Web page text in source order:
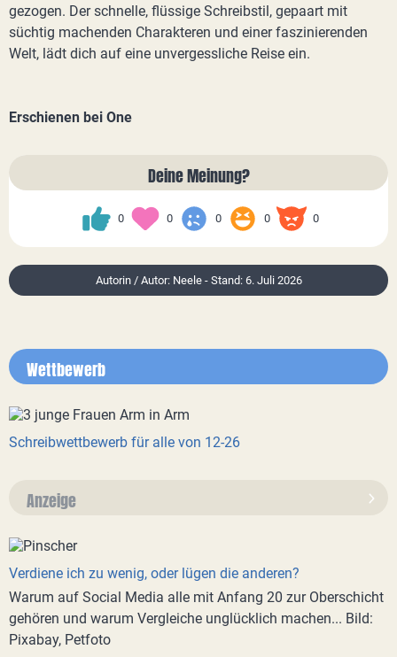
gezogen. Der schnelle, flüssige Schreibstil, gepaart mit
süchtig machenden Charakteren und einer faszinierenden
Welt, lädt dich auf eine unvergessliche Reise ein.
Erschienen bei One
Deine Meinung?
0 0 0 0 0
Autorin / Autor: Neele - Stand: 6. Juli 2026
Wettbewerb
Schreibwettbewerb für alle von 12-26
Anzeige
Verdiene ich zu wenig, oder lügen die anderen?
Warum auf Social Media alle mit Anfang 20 zur Oberschicht
gehören und warum Vergleiche unglücklich machen... Bild:
Pixabay, Petfoto